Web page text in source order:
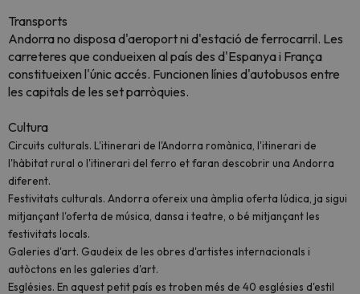
Transports
Andorra no disposa d'aeroport ni d'estació de ferrocarril. Les
carreteres que condueixen al país des d'Espanya i França
constitueixen l'únic accés. Funcionen línies d'autobusos entre
les capitals de les set parròquies.
Cultura
Circuits culturals. L'itinerari de l'Andorra romànica, l'itinerari de
l'hàbitat rural o l'itinerari del ferro et faran descobrir una Andorra
diferent.
Festivitats culturals. Andorra ofereix una àmplia oferta lúdica, ja sigui
mitjançant l'oferta de música, dansa i teatre, o bé mitjançant les
festivitats locals.
Galeries d'art. Gaudeix de les obres d'artistes internacionals i
autòctons en les galeries d'art.
Esglésies. En aquest petit país es troben més de 40 esglésies d'estil